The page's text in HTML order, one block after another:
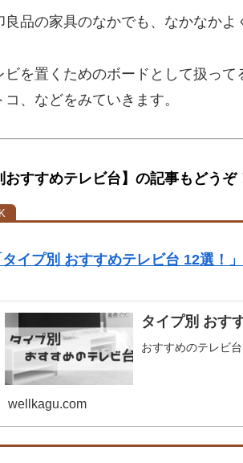
良品の家具のなかでも、なかなかよ
ビを置くためのボードとして扱っ
、などをみていきます。
おすすめテレビ台】の記事もどうぞ
タイプ別 おすすめテレビ台 12選！」
タイプ別 おす
おすすめのテレビ
wellkagu.com